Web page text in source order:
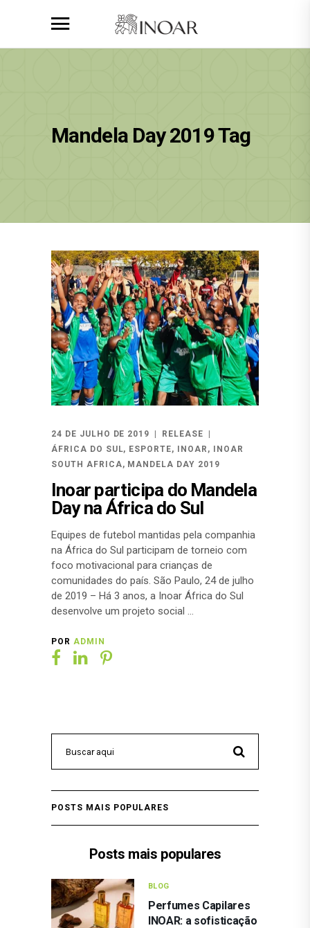
Mandela Day 2019 Tag
24 DE JULHO DE 2019
RELEASE
ÁFRICA DO SUL, ESPORTE, INOAR ,
INOAR
SOUTH AFRICA, MANDELA DAY 2019
Inoar participa do Mandela
Day na África do Sul
Equipes de futebol mantidas pela companhia
na África do Sul participam de torneio com
foco motivacional para crianças de
comunidades do país. São Paulo, 24 de julho
de 2019 – Há 3 anos, a Inoar África do Sul
desenvolve um projeto social
POR ADMIN
POSTS MAIS POPULARES
Posts mais populares
BLOG
Perfumes Capilares
INOAR: a sofisticação